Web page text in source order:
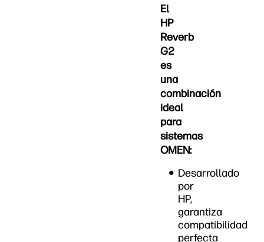
El
HP
Reverb
G2
es
una
combinación
ideal
para
sistemas
OMEN:
Desarrollado
por
HP,
garantiza
compatibilidad
perfecta